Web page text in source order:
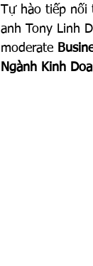
Tự hào tiếp nối
anh Tony Linh
moderate
Ngành Kinh